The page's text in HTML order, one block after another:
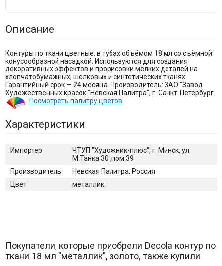
Описание
Контуры по ткани цветные, в тубах объёмом 18 мл со съёмной
конусообразной насадкой. Используются для создания
декоративных эффектов и прорисовки мелких деталей на
хлопчатобумажных, шёлковых и синтетических тканях.
Гарантийный срок — 24 месяца. Производитель: ЗАО "Завод
Художественных красок "Невская Палитра", г. Санкт-Петербург.
Посмотреть палитру цветов
Характеристики
Импортер
ЧТУП "Художник-плюс", г. Минск, ул.
М.Танка 30 ,пом.39
Производитель
Невская Палитра, Россия
Цвет
металлик
Покупатели, которые приобрели Decola контур по
ткани 18 мл "металлик", золото, также купили